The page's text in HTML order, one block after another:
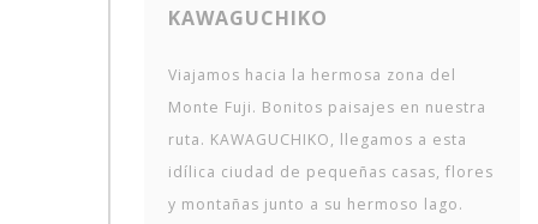
KAWAGUCHIKO
Viajamos hacia la hermosa zona del
Monte Fuji. Bonitos paisajes en nuestra
ruta. KAWAGUCHIKO, llegamos a esta
idílica ciudad de pequeñas casas, flores
y montañas junto a su hermoso lago.